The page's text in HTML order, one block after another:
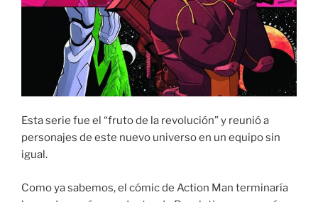
Esta serie fue el “fruto de la revolución” y reunió a
personajes de este nuevo universo en un equipo sin
igual.
Como ya sabemos, el cómic de Action Man terminaría